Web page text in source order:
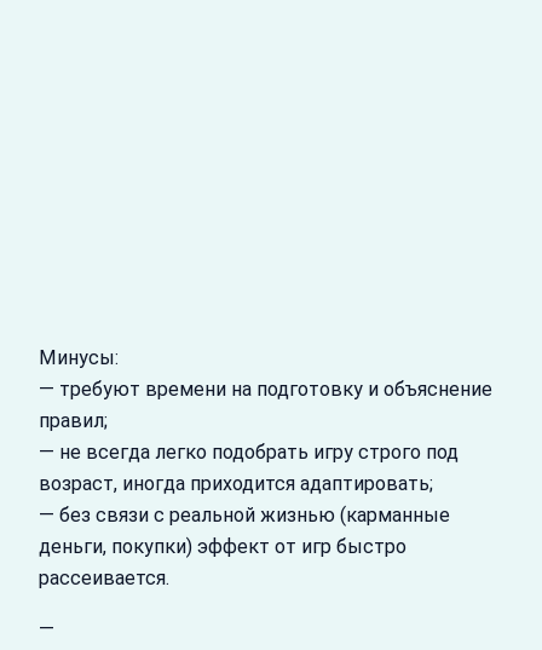
Минусы:
— требуют времени на подготовку и объяснение
правил;
— не всегда легко подобрать игру строго под
возраст, иногда приходится адаптировать;
— без связи с реальной жизнью (карманные
деньги, покупки) эффект от игр быстро
рассеивается.
—